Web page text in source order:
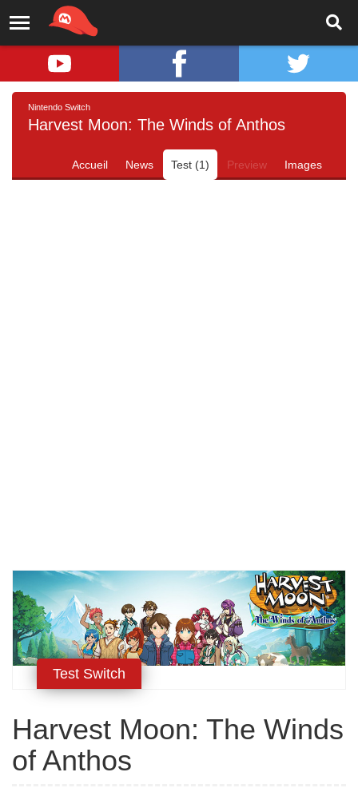
Nintendo Switch
Harvest Moon: The Winds of Anthos
Accueil News Test (1) Preview Images
Test Switch
Harvest Moon: The Winds
of Anthos